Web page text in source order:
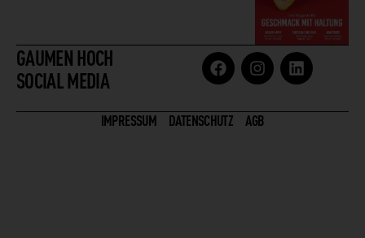
GAUMEN HOCH
SOCIAL MEDIA
IMPRESSUM DATENSCHUTZ AGB